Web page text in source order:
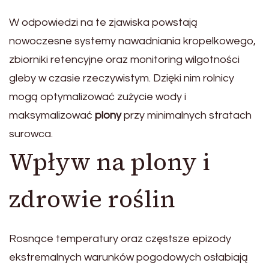
W odpowiedzi na te zjawiska powstają
nowoczesne systemy nawadniania kropelkowego,
zbiorniki retencyjne oraz monitoring wilgotności
gleby w czasie rzeczywistym. Dzięki nim rolnicy
mogą optymalizować zużycie wody i
maksymalizować plonyprzy minimalnych stratach
surowca.
Wpływ na plony i
zdrowie roślin
Rosnące temperatury oraz częstsze epizody
ekstremalnych warunków pogodowych osłabiają